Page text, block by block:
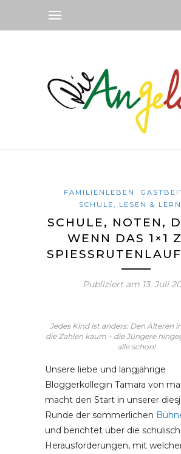
FAMILIENLEBEN
SCHULE, LESEN &
SCHULE, NOTEN,
WENN DAS 1×1
Publiziert am 13. Juli
Jedes Kind ist anders: Den Älteren
die Zahlen kaum – die Jüngere
alle schon!
Unsere liebe und langjährige
Bloggerkollegin Tamara von
macht den Start in unserer
Runde der sommerlichen
und berichtet über die
Herausforderungen, mit